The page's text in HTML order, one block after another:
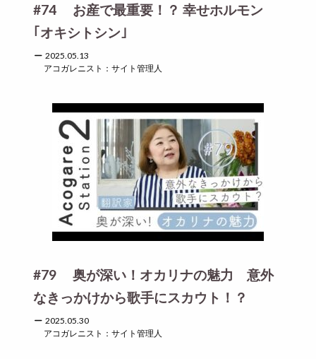
#74 お産で最重要！？ 幸せホルモン
｢オキシトシン｣
2025.05.13
アコガレニスト：サイト管理人
#79 奥が深い！オカリナの魅力 意外
なきっかけから歌手にスカウト！？
2025.05.30
アコガレニスト：サイト管理人